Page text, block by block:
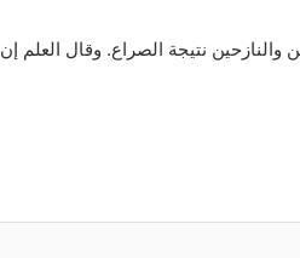
والنازحين نتيجة الصراع. وقال العلم إن